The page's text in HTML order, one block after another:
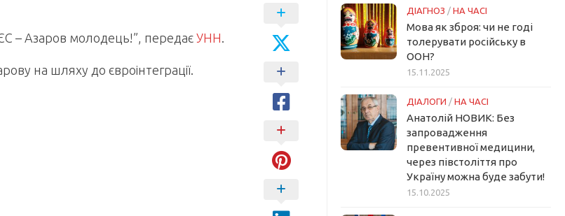
ЄС – Азаров молодець!”, передає УНН.
на шляху до євроінтеграції.
ДІАГНОЗ / НА ЧАСІ
Мова як зброя: чи не годі
толерувати російську в
ООН?
15.11.2025
ДІАЛОГИ / НА ЧАСІ
Анатолій НОВИК: Без
запровадження
превентивної медицини,
через півстоліття про
Україну можна буде забути!
15.10.2025